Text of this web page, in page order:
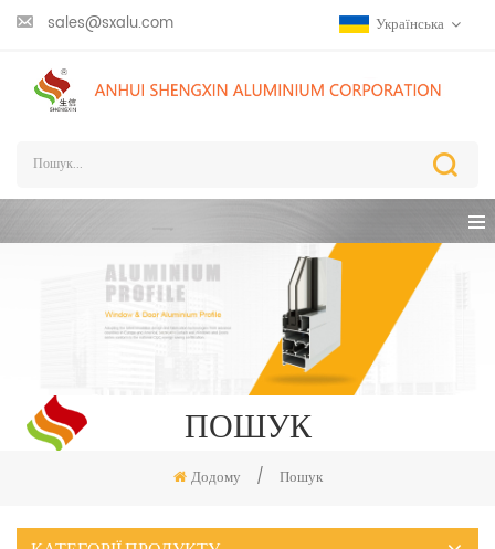
sales@sxalu.com Українська
ПОШУК
Додому / Пошук